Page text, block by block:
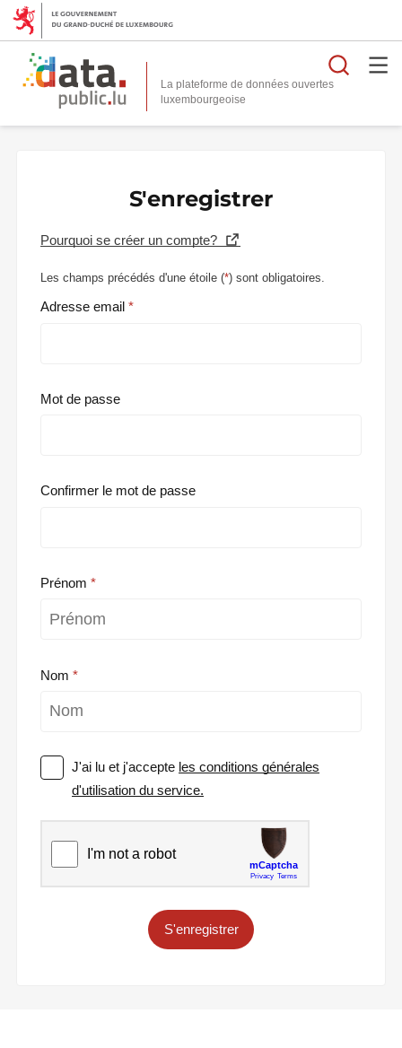
La plateforme de données ouvertes
S'enregistrer
Pourquoi se créer un compte?
Les champs précédés d'une étoile (*) sont obligatoires.
Adresse email
Mot de passe
Confirmer le mot de passe
Prénom
Nom
J'ai lu et j'accepte les conditions générales
d'utilisation du service.
S'enregistrer